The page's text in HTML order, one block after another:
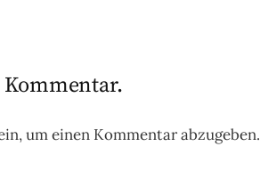
um einen Kommentar abzugeben.